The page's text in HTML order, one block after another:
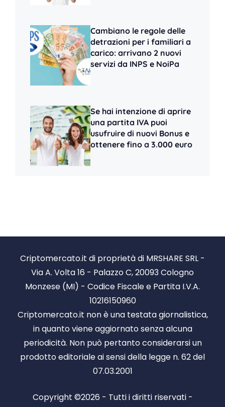
Cambiano le regole delle
detrazioni per i familiari a
carico: arrivano 2 nuovi
servizi da INPS e NoiPa
Se hai intenzione di aprire
una partita IVA puoi
usufruire di nuovi Bonus e
ottenere fino a 3.000 euro
Criptomercato.it di proprietà di MRSHARE SRL -
Via A. Volta 16 - Palazzo C, 20093 Cologno
Monzese (MI) - Codice Fiscale e Partita I.V.A.
10216150960
Criptomercato.it non è una testata giornalistica,
in quanto viene aggiornato senza alcuna
periodicità. Non può pertanto considerarsi un
prodotto editoriale ai sensi della legge n. 62 del
07.03.2001
Copyright ©2026 - Tutti i diritti riservati -